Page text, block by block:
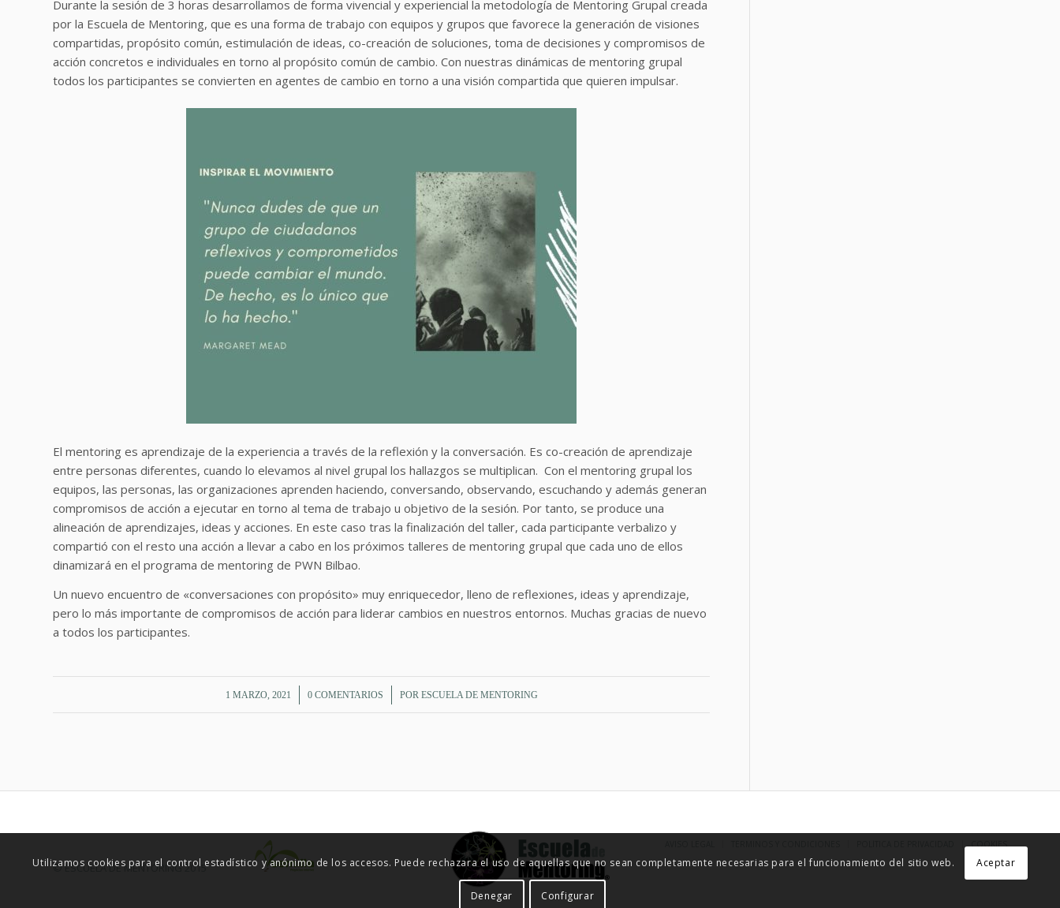
Durante la sesión de 3 horas desarrollamos de forma vivencial y experiencial la metodología de Mentoring Grupal creada
por la Escuela de Mentoring, que es una forma de trabajo con equipos y grupos que favorece la generación de visiones
compartidas, propósito común, estimulación de ideas, co-creación de soluciones, toma de decisiones y compromisos de
acción concretos e individuales en torno al propósito común de cambio. Con nuestras dinámicas de mentoring grupal
todos los participantes se convierten en agentes de cambio en torno a una visión compartida que quieren impulsar.
El mentoring es aprendizaje de la experiencia a través de la reflexión y la conversación. Es co-creación de aprendizaje
entre personas diferentes, cuando lo elevamos al nivel grupal los hallazgos se multiplican. Con el mentoring grupal los
equipos, las personas, las organizaciones aprenden haciendo, conversando, observando, escuchando y además generan
compromisos de acción a ejecutar en torno al tema de trabajo u objetivo de la sesión. Por tanto, se produce una
alineación de aprendizajes, ideas y acciones. En este caso tras la finalización del taller, cada participante verbalizo y
compartió con el resto una acción a llevar a cabo en los próximos talleres de mentoring grupal que cada uno de ellos
dinamizará en el programa de mentoring de PWN Bilbao.
Un nuevo encuentro de «conversaciones con propósito» muy enriquecedor, lleno de reflexiones, ideas y aprendizaje,
pero lo más importante de compromisos de acción para liderar cambios en nuestros entornos. Muchas gracias de nuevo
a todos los participantes.
1 MARZO, 2021
/ 0 COMENTARIOS
/ POR ESCUELA DE MENTORING
© ESCUELA DE MENTORING 2015
COOKIES
Utilizamos cookies para el control estadístico y anónimo de los accesos. Puede rechazara el uso de aquellas que no sean completamente necesarias para el funcionamiento del sitio web. Aceptar
Denegar Configurar